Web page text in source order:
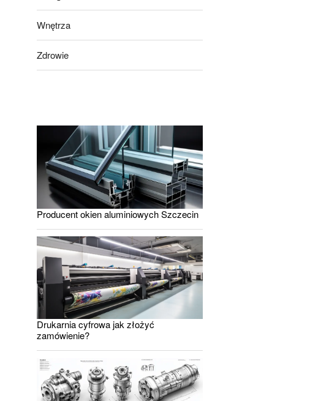
Wnętrza
Zdrowie
Producent okien aluminiowych Szczecin
Drukarnia cyfrowa jak złożyć
zamówienie?